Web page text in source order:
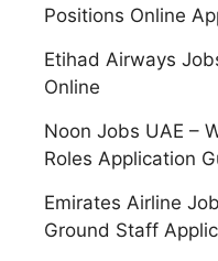
Positions Online
Etihad Airways
Online
Noon Jobs UAE –
Roles Application
Emirates Airline
Ground Staff